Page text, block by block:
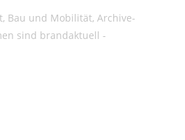
Bau und Mobilität, Archive-
sind brandaktuell -